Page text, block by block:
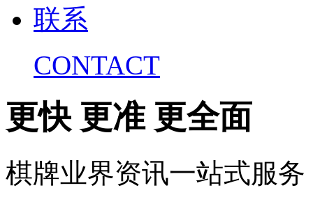
联系
CONTACT
更快 更准 更全面
棋牌业界资讯一站式服务